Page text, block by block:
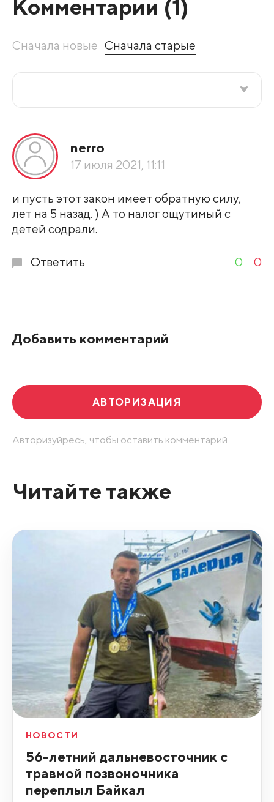
Комментарии (1 )
Сначала новые Сначала старые
По рейтингу
Развернуть все
nerro
17 июля 2021, 11:11
и пусть этот закон имеет обратную силу,
лет на 5 назад. ) А то налог ощутимый с
детей содрали.
Ответить 0 0
Добавить комментарий
АВТОРИЗАЦИЯ
Авторизуйресь, чтобы оставить комментарий.
Читайте также
НОВОСТИ
56-летний дальневосточник с
травмой позвоночника
переплыл Байкал